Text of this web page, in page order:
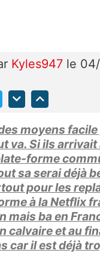
Kyles947 le
moyens
va. Si ils arrivait
forme
sa serai déjà
pour les
à la Netflix
mais ba en
calvaire et au
car il est déjà